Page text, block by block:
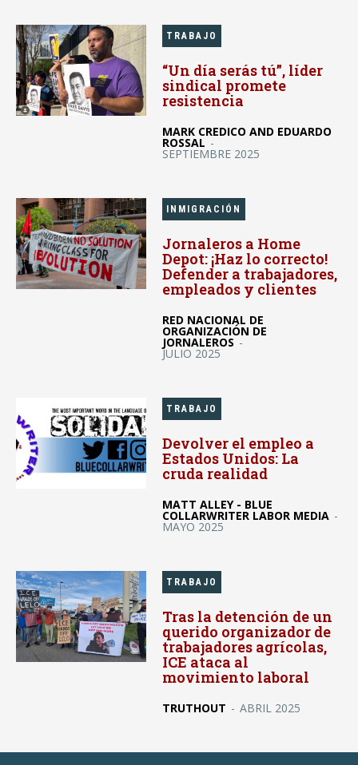
TRABAJO
“Un día serás tú”, líder
sindical promete
resistencia
MARK CREDICO AND EDUARDO
ROSSAL -
SEPTIEMBRE 2025
INMIGRACIÓN
Jornaleros a Home
Depot: ¡Haz lo correcto!
Defender a trabajadores,
empleados y clientes
RED NACIONAL DE
ORGANIZACIÓN DE
JORNALEROS -
JULIO 2025
TRABAJO
Devolver el empleo a
Estados Unidos: La
cruda realidad
MATT ALLEY - BLUE
COLLARWRITER LABOR MEDIA -
MAYO 2025
TRABAJO
Tras la detención de un
querido organizador de
trabajadores agrícolas,
ICE ataca al
movimiento laboral
TRUTHOUT - ABRIL 2025